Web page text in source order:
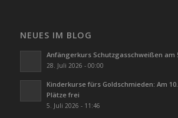
NEUES IM BLOG
Anfängerkurs Schutzgasschweißen am
28. Juli 2026 - 00:00
Kinderkurse fürs Goldschmieden: Am
Plätze frei
5. Juli 2026 - 11:46